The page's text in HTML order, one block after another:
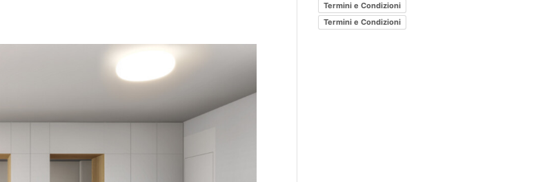
Termini e Condizioni
Termini e Condizioni